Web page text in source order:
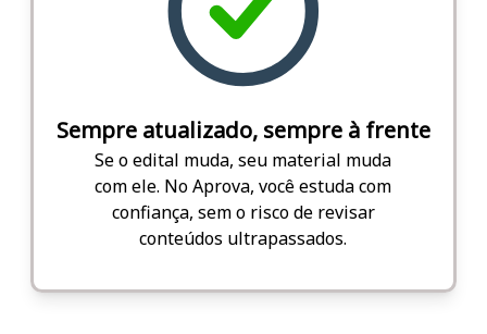
Sempre atualizado, sempre à frente
Se o edital muda, seu material muda
com ele. No Aprova, você estuda com
confiança, sem o risco de revisar
conteúdos ultrapassados.